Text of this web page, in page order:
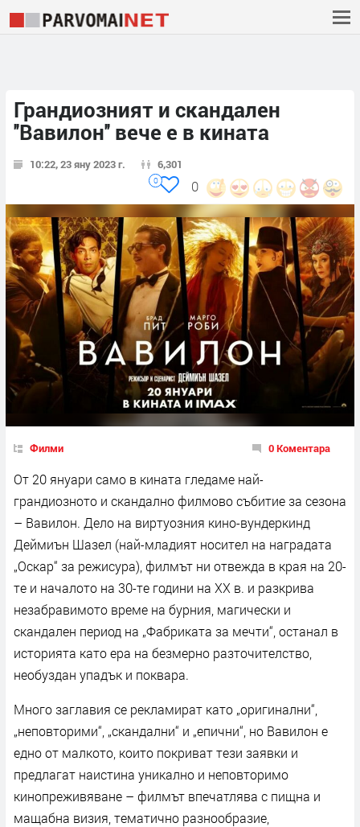
Грандиозният и скандален
''Вавилон'' вече е в кината
10:22, 23 яну 2023 г. 6,301
0
0
Филми 0 Коментара
От 20 януари само в кината гледаме най-
грандиозното и скандално филмово събитие за сезона
– Вавилон. Дело на виртуозния кино-вундеркинд
Деймиън Шазел (най-младият носител на наградата
„Оскар“ за режисура), филмът ни отвежда в края на 20-
те и началото на 30-те години на XX в. и разкрива
незабравимото време на бурния, магически и
скандален период на „Фабриката за мечти“, останал в
историята като ера на безмерно разточителство,
необуздан упадък и поквара.
Много заглавия се рекламират като „оригинални“,
„неповторими“, „скандални“ и „епични“, но Вавилон е
едно от малкото, които покриват тези заявки и
предлагат наистина уникално и неповторимо
кинопреживяване – филмът впечатлява с пищна и
мащабна визия, тематично разнообразие,